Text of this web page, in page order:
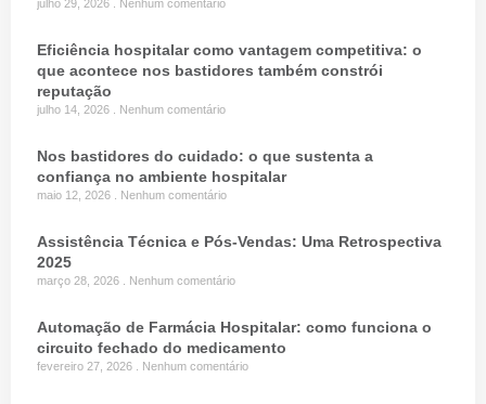
julho 29, 2026 Nenhum comentário
Eficiência hospitalar como vantagem competitiva: o
que acontece nos bastidores também constrói
reputação
julho 14, 2026 Nenhum comentário
Nos bastidores do cuidado: o que sustenta a
confiança no ambiente hospitalar
maio 12, 2026 Nenhum comentário
Assistência Técnica e Pós-Vendas: Uma Retrospectiva
2025
março 28, 2026 Nenhum comentário
Automação de Farmácia Hospitalar: como funciona o
circuito fechado do medicamento
fevereiro 27, 2026 Nenhum comentário